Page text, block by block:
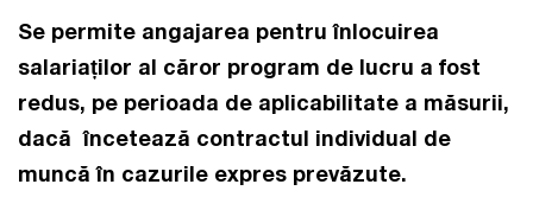
Se permite angajarea pentru înlocuirea
salariaților al căror program de lucru a fost
redus, pe perioada de aplicabilitate a măsurii,
dacă încetează contractul individual de
muncă în cazurile expres prevăzute.